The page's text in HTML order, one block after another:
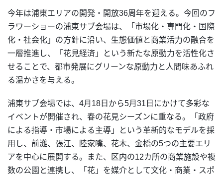
今年は浦東エリアの開発・開放36周年を迎える。今回のフ
ラワーショーの浦東サブ会場は、「市場化・専門化・国際
化・社会化」の方針に沿い、生態価値と商業活力の融合を
一層推進し、「花見経済」という新たな原動力を活性化さ
せることで、都市発展にグリーンな原動力と人間味あふれ
る温かさを与える。
浦東サブ会場では、4月18日から5月31日にかけて多彩な
イベントが開催され、春の花見シーズンに重なる。「政府
による指導・市場による主導」という革新的なモデルを採
用し、前灘、張江、陸家嘴、花木、金橋の5つの主要エリ
アを中心に展開する。また、区内の12カ所の商業施設や複
数の公園と連携し、「花」を媒介として文化・商業・スポ